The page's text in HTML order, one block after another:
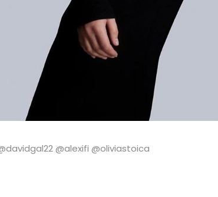
@alexifi @oliviastoica